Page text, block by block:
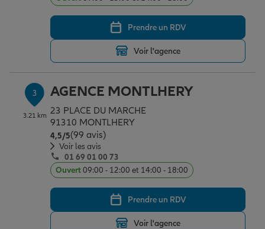
Garantie des accidents de la vie
Assurance scolaire
Protection juridique
Retraite
Tous nos devis d'assurance
Prendre un RDV
Voir l'agence
3
3.21 km
AGENCE MONTLHERY
23 PLACE DU MARCHE
91310 MONTLHERY
4,5/5Note de 4.5 sur 5
(99 avis)
Voir les avis
01 69 01 00 73
Ouvert09:00 - 12:00 et 14:00 - 18:00
Prendre un RDV
Voir l'agence